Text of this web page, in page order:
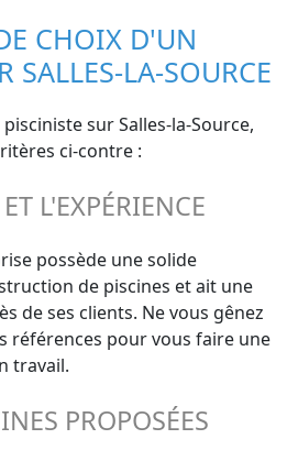
CHOIX D'UN
SALLES-LA-SOURCE
sur Salles-la-Source,
ci-contre :
L'EXPÉRIENCE
possède une solide
de piscines et ait une
de ses clients. Ne vous gênez
références pour vous faire une
travail.
PROPOSÉES